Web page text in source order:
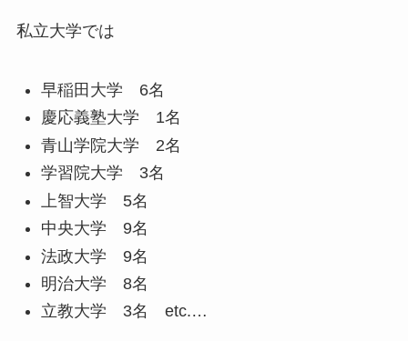
私立大学では
早稲田大学 6名
慶応義塾大学 1名
青山学院大学 2名
学習院大学 3名
上智大学 5名
中央大学 9名
法政大学 9名
明治大学 8名
立教大学 3名 etc.…